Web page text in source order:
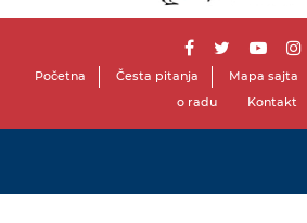
Početna Česta pitanja Mapa sajta
o radu
Kontakt